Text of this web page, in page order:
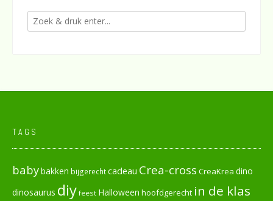
TAGS
baby bakken bijgerechtcadeau Crea-cross CreaKrea dino
dinosaurus diy feest Halloween hoofdgerecht in de klas